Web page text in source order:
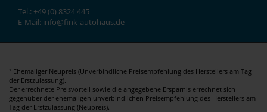
Tel.: +49 (0) 8324 445
E-Mail: info@fink-autohaus.de
1 Ehemaliger Neupreis (Unverbindliche Preisempfehlung des Herstellers am Tag
der Erstzulassung).
Der errechnete Preisvorteil sowie die angegebene Ersparnis errechnet sich
gegenüber der ehemaligen unverbindlichen Preisempfehlung des Herstellers am
Tag der Erstzulassung (Neupreis).